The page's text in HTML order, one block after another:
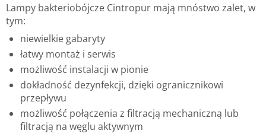
Lampy bakteriobójcze Cintropur mają mnóstwo zalet, w
tym:
niewielkie gabaryty
łatwy montaż i serwis
możliwość instalacji w pionie
dokładność dezynfekcji, dzięki ogranicznikowi
przepływu
możliwość połączenia z filtracją mechaniczną lub
filtracją na węglu aktywnym